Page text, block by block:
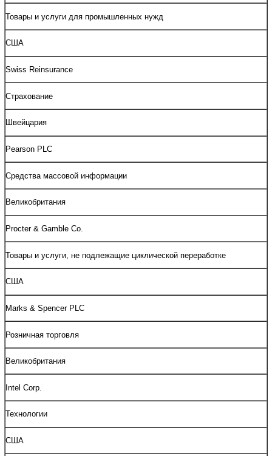
Товары и услуги для промышленных нужд
США
Swiss Reinsurance
Страхование
Швейцария
Pearson PLC
Средства массовой информации
Великобритания
Procter & Gamble Co.
Товары и услуги, не подлежащие циклической переработке
США
Marks & Spencer PLC
Розничная торговля
Великобритания
Intel Corp.
Технологии
США